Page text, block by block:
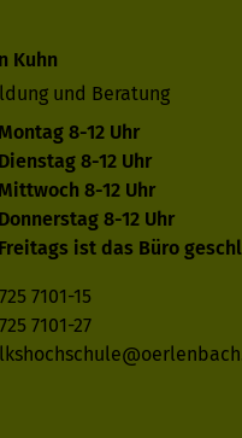
Kuhn
und Beratung
8-12 Uhr
Dienstag 8-12 Uhr
8-12 Uhr
Donnerstag 8-12 Uhr
Freitags ist das Büro
7101-15
7101-27